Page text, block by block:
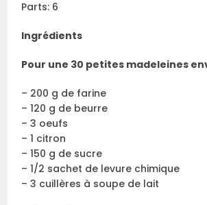
Parts: 6
Ingrédients
Pour une 30 petites madeleines
– 200 g de farine
– 120 g de beurre
– 3 oeufs
– 1 citron
– 150 g de sucre
– 1/2 sachet de levure chimique
– 3 cuillères à soupe de lait